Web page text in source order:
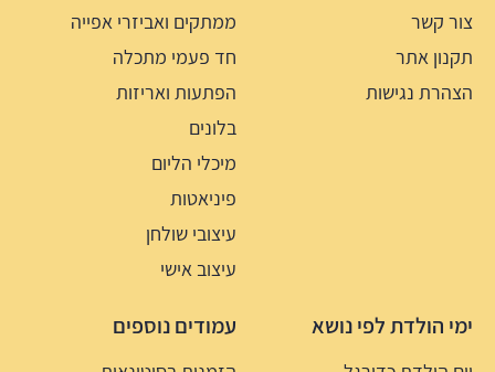
צור קשר
תקנון אתר
הצהרת נגישות
ממתקים ואביזרי אפייה
חד פעמי מתכלה
הפתעות ואריזות
בלונים
מיכלי הליום
פיניאטות
עיצובי שולחן
עיצוב אישי
ימי הולדת לפי נושא עמודים נוספים